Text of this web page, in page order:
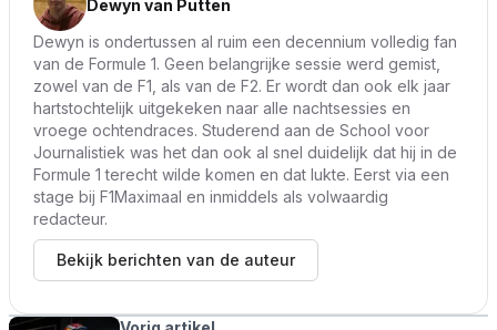
Dewyn van Putten
Dewyn is ondertussen al ruim een decennium volledig fan
van de Formule 1. Geen belangrijke sessie werd gemist,
zowel van de F1, als van de F2. Er wordt dan ook elk jaar
hartstochtelijk uitgekeken naar alle nachtsessies en
vroege ochtendraces. Studerend aan de School voor
Journalistiek was het dan ook al snel duidelijk dat hij in de
Formule 1 terecht wilde komen en dat lukte. Eerst via een
stage bij F1Maximaal en inmiddels als volwaardig
redacteur.
Bekijk berichten van de auteur